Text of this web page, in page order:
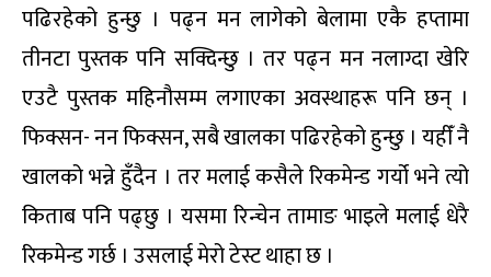
पढिरहेको हुन्छु । पढ्न मन लागेको बेलामा एकै हप्तामा
तीनटा पुस्तक पनि सक्दिन्छु । तर पढ्न मन नलाग्दा खेरि
एउटै पुस्तक महिनौसम्म लगाएका अवस्थाहरू पनि छन् ।
फिक्सन- नन फिक्सन, सबै खालका पढिरहेको हुन्छु । यहीँ नै
खालको भन्ने हुँदैन । तर मलाई कसैले रिकमेन्ड गर्यो भने त्यो
किताब पनि पढ्छु । यसमा रिन्चेन तामाङ भाइले मलाई धेरै
रिकमेन्ड गर्छ । उसलाई मेरो टेस्ट थाहा छ ।